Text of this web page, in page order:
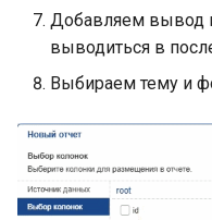
Добавляем вывод
выводиться в
Выбираем тему и